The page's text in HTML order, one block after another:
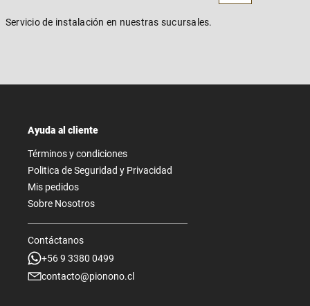
Servicio de instalación en nuestras sucursales.
Ayuda al cliente
Términos y condiciones
Politica de Seguridad y Privacidad
Mis pedidos
Sobre Nosotros
Contáctanos
+56 9 3380 0499
contacto@pionono.cl